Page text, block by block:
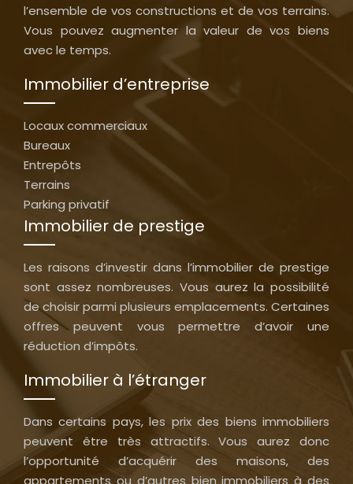
l’ensemble de vos constructions et de vos terrains.
Vous pouvez augmenter la valeur de vos biens
avec le temps.
Immobilier d’entreprise
Locaux commerciaux
Bureaux
Entrepôts
Terrains
Parking privatif
Immobilier de prestige
Les raisons d’investir dans l’immobilier de prestige
sont assez nombreuses. Vous aurez la possibilité
de choisir parmi plusieurs emplacements. Certaines
offres peuvent vous permettre d’avoir une
réduction d’impôts.
Immobilier à l’étranger
Dans certains pays, les prix des biens immobiliers
peuvent être très attractifs. Vous aurez donc
l’opportunité d’acquérir des maisons, des
appartements ou d’autres bien immobiliers à des